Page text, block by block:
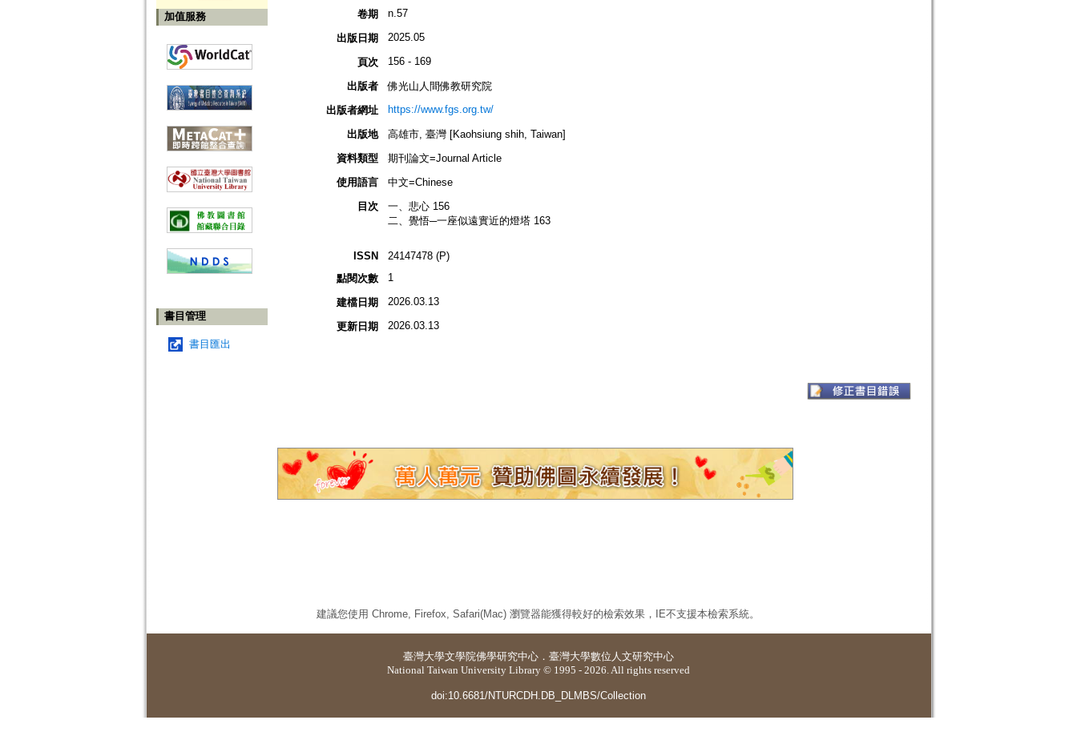
加值服務
書目管理
書目匯出
卷期
n.57
出版日期 2025.05
頁次 156 - 169
出版者
佛光山人間佛教研究院
出版者網址
https://www.fgs.org.tw/
出版地
高雄市, 臺灣 [Kaohsiung shih, Taiwan]
資料類型
期刊論文=Journal Article
使用語言
中文=Chinese
目次
一、悲心 156
二、覺悟─一座似遠實近的燈塔 163
ISSN
24147478 (P)
點閱次數
1
建檔日期 2026.03.13
更新日期 2026.03.13
建議您使用 Chrome, Firefox, Safari(Mac) 瀏覽器能獲得較好的檢索效果，IE不支援本檢索系統。
臺灣大學文學院佛學研究中心 ． 臺灣大學數位人文研究中心
National Taiwan University Library © 1995 - 2026. All rights reserved
doi:10.6681/NTURCDH.DB_DLMBS/Collection